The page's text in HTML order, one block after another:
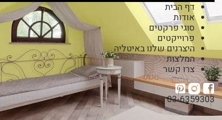
דף הבית
אודות
סוגי פרקטים
פרוייקטים
היצרנים שלנו באיטליה
המלצות
צרו קשר
03-6359303